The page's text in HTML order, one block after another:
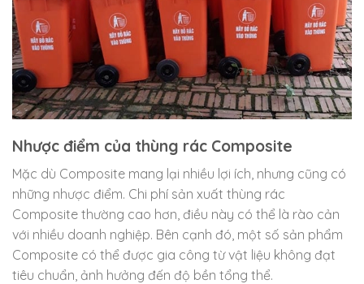
Nhược điểm của thùng rác Composite
Mặc dù Composite mang lại nhiều lợi ích, nhưng cũng có
những nhược điểm. Chi phí sản xuất thùng rác
Composite thường cao hơn, điều này có thể là rào cản
với nhiều doanh nghiệp. Bên cạnh đó, một số sản phẩm
Composite có thể được gia công từ vật liệu không đạt
tiêu chuẩn, ảnh hưởng đến độ bền tổng thể.